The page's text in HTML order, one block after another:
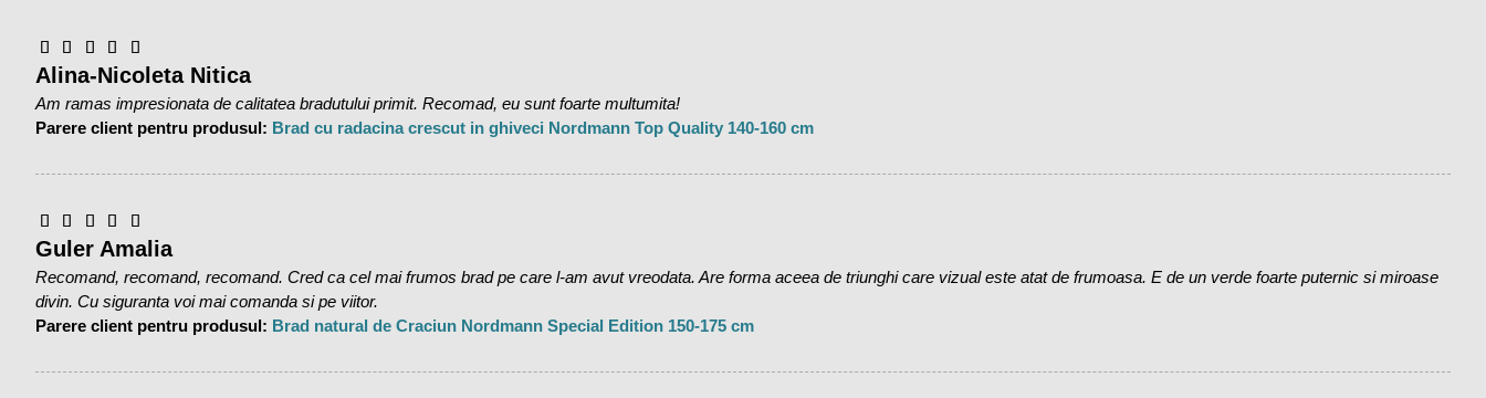
Alina-Nicoleta Nitica
Am ramas impresionata de calitatea bradutului primit. Recomad, eu sunt foarte multumita!
Parere client pentru produsul: Brad cu radacina crescut in ghiveci Nordmann Top Quality 140-160 cm
Guler Amalia
Recomand, recomand, recomand. Cred ca cel mai frumos brad pe care l-am avut vreodata. Are forma aceea de triunghi care vizual este atat de frumoasa. E de un verde foarte puternic si miroase
divin. Cu siguranta voi mai comanda si pe viitor.
Parere client pentru produsul: Brad natural de Craciun Nordmann Special Edition 150-175 cm